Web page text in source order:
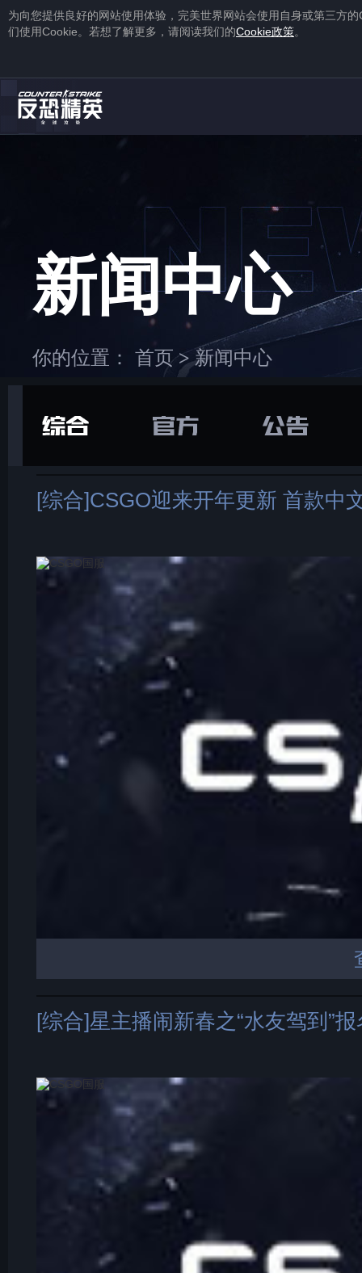
为向您提供良好的网站使用体验，完美世界网站会使用自身或第三方的
们使用Cookie。若想了解更多，请阅读我们的Cookie政策。
蒸汽平台账号
1
在游戏库中找到并 下载
2
右击游戏，选择“
新闻中心
你的位置： 首页>新闻中心
[综合]CSGO迎来开年更新 首款中
[综合]星主播闹新春之“水友驾到”